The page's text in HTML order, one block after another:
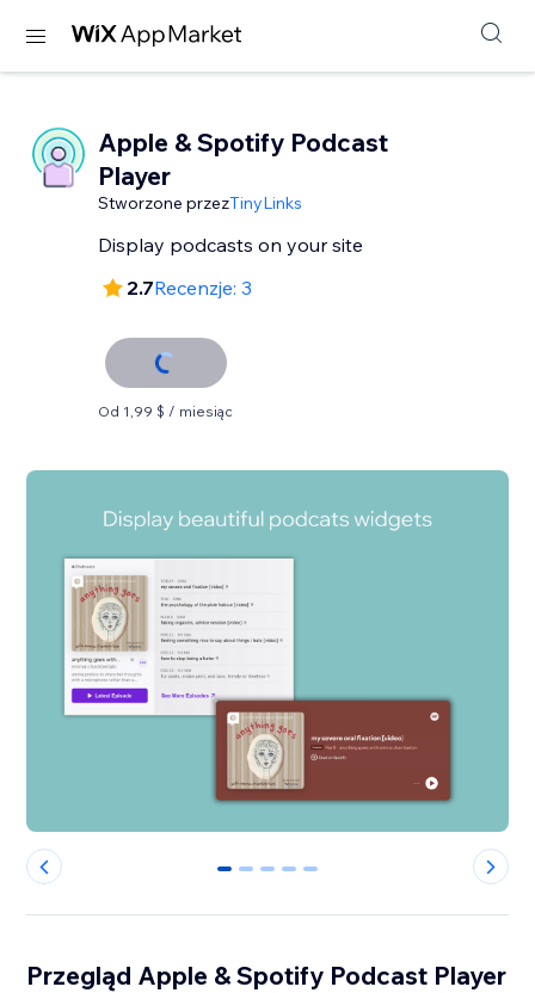
Apple & Spotify Podcast
Player
Stworzone przezTinyLinks
Display podcasts on your site
2.7Recenzje: 3
Od 1,99 $ / miesiąc
0 1 2 3 4
Przegląd Apple & Spotify Podcast Player